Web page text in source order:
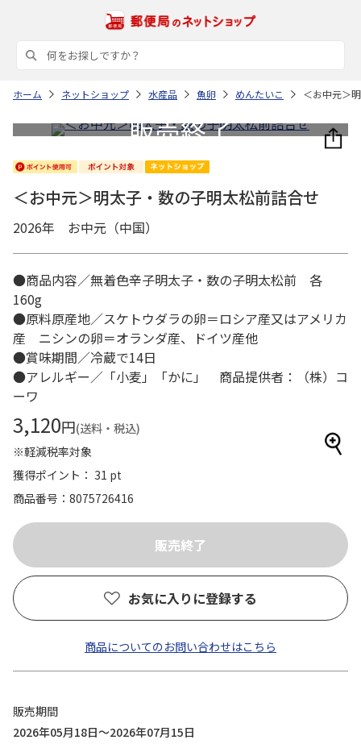
ホーム ネットショップ 水産品 魚卵 めんたいこ ＜お中元＞
＜お中元＞明太子・数の子明太松前詰合せ
2026年 お中元（中国）
●商品内容／無着色辛子明太子・数の子明太松前 各
160g
●原料原産地／スケトウダラの卵＝ロシア産又はアメリカ
産 ニシンの卵＝オランダ産、ドイツ産他
●賞味期間／冷蔵で14日
●アレルギー／「小麦」「かに」 商品提供者：（株）コ
ーワ
3,120円(送料・税込)
※軽減税率対象
獲得ポイント： 31 pt
商品番号
8075726416
お気に入りに登録する
商品についてのお問い合わせはこちら
販売期間
2026年05月18日～2026年07月15日